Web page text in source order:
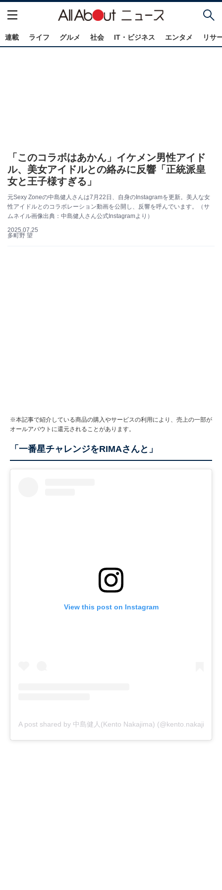
連載 ライフ グルメ 社会 IT・ビジネス エンタメ リサ
「このコラボはあかん」イケメン男性アイド
ル、美女アイドルとの絡みに反響「正統派皇
女と王子様すぎる」
元Sexy Zoneの中島健人さんは7月22日、自身のInstagramを更新。美人な女
性アイドルとのコラボレーション動画を公開し、反響を呼んでいます。（サ
ムネイル画像出典：中島健人さん公式Instagramより）
2025.07.25
多町野 望
※本記事で紹介している商品の購入やサービスの利用により、売上の一部が
オールアバウトに還元されることがあります。
「一番星チャレンジをRIMAさんと」
View this post on Instagram
A post shared by 中島健人(Kento Nakajima)